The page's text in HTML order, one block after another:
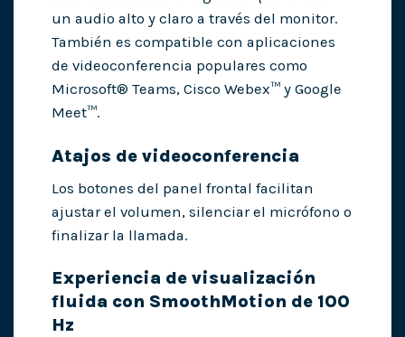
un audio alto y claro a través del monitor.
También es compatible con aplicaciones
de videoconferencia populares como
Microsoft® Teams, Cisco Webex™ y Google
Meet™.
Atajos de videoconferencia
Los botones del panel frontal facilitan
ajustar el volumen, silenciar el micrófono o
finalizar la llamada.
Experiencia de visualización
fluida con SmoothMotion de 100
Hz